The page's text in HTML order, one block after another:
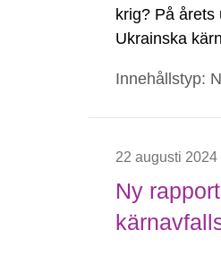
krig? På
Ukrainska
Innehållstyp:
22 augusti 2024
Ny